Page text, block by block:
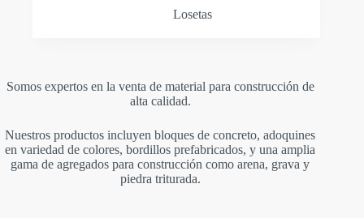
Losetas
Somos expertos en la venta de material para construcción de
alta calidad.
Nuestros productos incluyen bloques de concreto, adoquines
en variedad de colores, bordillos prefabricados, y una amplia
gama de agregados para construcción como arena, grava y
piedra triturada.